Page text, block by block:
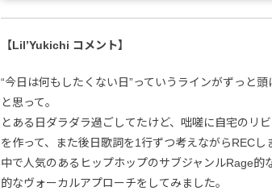
【Lil’Yukichi コメント】
“今日は何もしたくない日”っていうラインがずっと
と思って。
とある日ダラダラ過ごしてたけど、咄嗟に自宅のリ
を作って、また後日歌詞を1行ずつ考えながらREC
中で人気のあるヒップホップのサブジャンルRage的
的なヴォーカルアプローチをしてみました。